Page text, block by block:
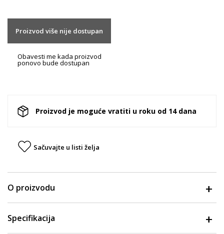
Proizvod više nije dostupan
Obavesti me kada proizvod
ponovo bude dostupan
Proizvod je moguće vratiti u roku od 14 dana
Sačuvajte u listi želja
O proizvodu
Specifikacija